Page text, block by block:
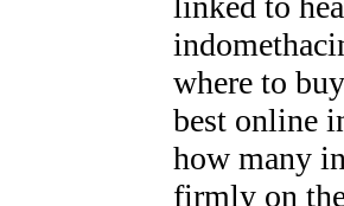
where to
best online
how many
firmly on